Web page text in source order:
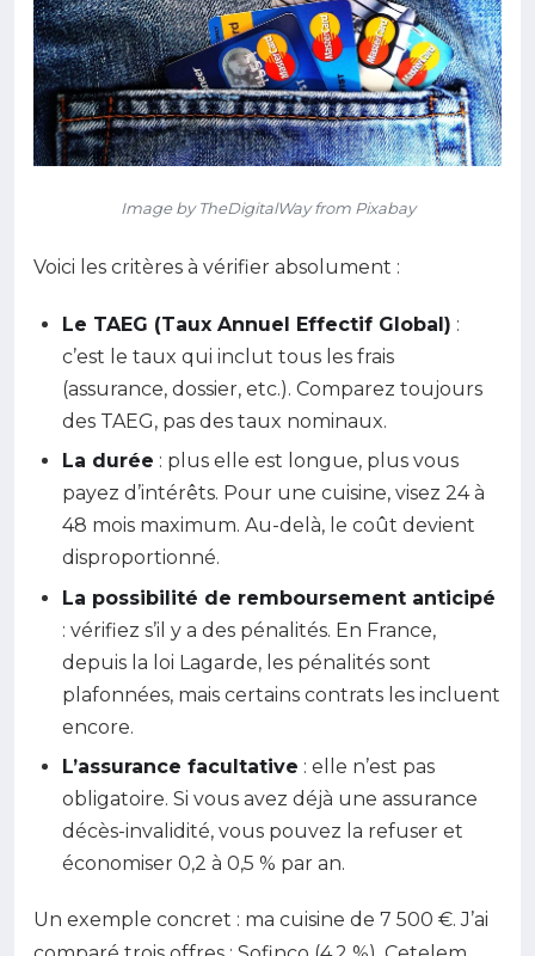
Image by TheDigitalWay from Pixabay
Voici les critères à vérifier absolument :
Le TAEG (Taux Annuel Effectif Global) :
c’est le taux qui inclut tous les frais
(assurance, dossier, etc.). Comparez toujours
des TAEG, pas des taux nominaux.
La durée : plus elle est longue, plus vous
payez d’intérêts. Pour une cuisine, visez 24 à
48 mois maximum. Au-delà, le coût devient
disproportionné.
La possibilité de remboursement anticipé
: vérifiez s’il y a des pénalités. En France,
depuis la loi Lagarde, les pénalités sont
plafonnées, mais certains contrats les incluent
encore.
L’assurance facultative : elle n’est pas
obligatoire. Si vous avez déjà une assurance
décès-invalidité, vous pouvez la refuser et
économiser 0,2 à 0,5 % par an.
Un exemple concret : ma cuisine de 7 500 €. J’ai